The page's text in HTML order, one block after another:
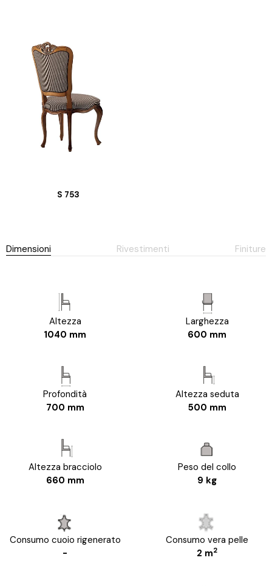
S 753
Dimensioni Rivestimenti Finiture
Altezza
1040 mm
Larghezza
600 mm
Profondità
700 mm
Altezza seduta
500 mm
Altezza bracciolo
660 mm
Peso del collo
9 kg
Consumo cuoio rigenerato
-
Consumo vera pelle
2 m2